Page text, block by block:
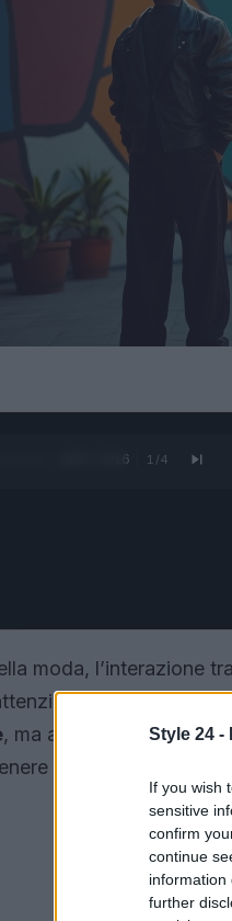
Style 24 -
If you wish
sensitive
confirm
continue
information
further
0:28 / 3:16 1 /4
moda, l’interazione
Questo
, ma amplifica anche
si stanno facendo